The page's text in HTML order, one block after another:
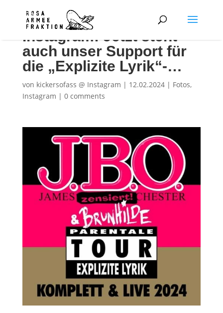
Instagram: Jetzt steht
auch unser Support für
die „Explizite Lyrik“-…
von kickersofass @ Instagram | 12.02.2024| Fotos,
Instagram | 0 comments